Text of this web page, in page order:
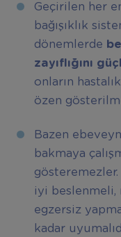
Geçirilen her
bağışıklık
dönemlerde
zayıflığını
onların
özen
Bazen
bakmaya
iyi beslenmeli,
egzersiz
kadar